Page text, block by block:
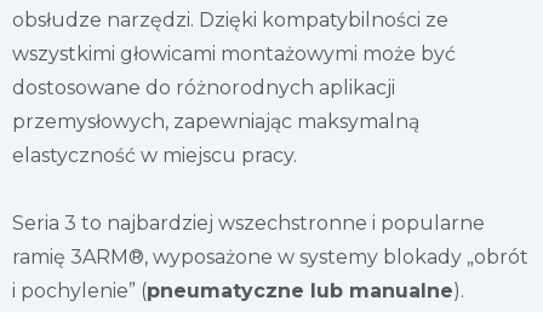
obsłudze narzędzi. Dzięki kompatybilności ze
wszystkimi głowicami montażowymi może być
dostosowane do różnorodnych aplikacji
przemysłowych, zapewniając maksymalną
elastyczność w miejscu pracy.
Seria 3 to najbardziej wszechstronne i popularne
ramię 3ARM®, wyposażone w systemy blokady „obrót
i pochylenie” (pneumatyczne lub manualne).